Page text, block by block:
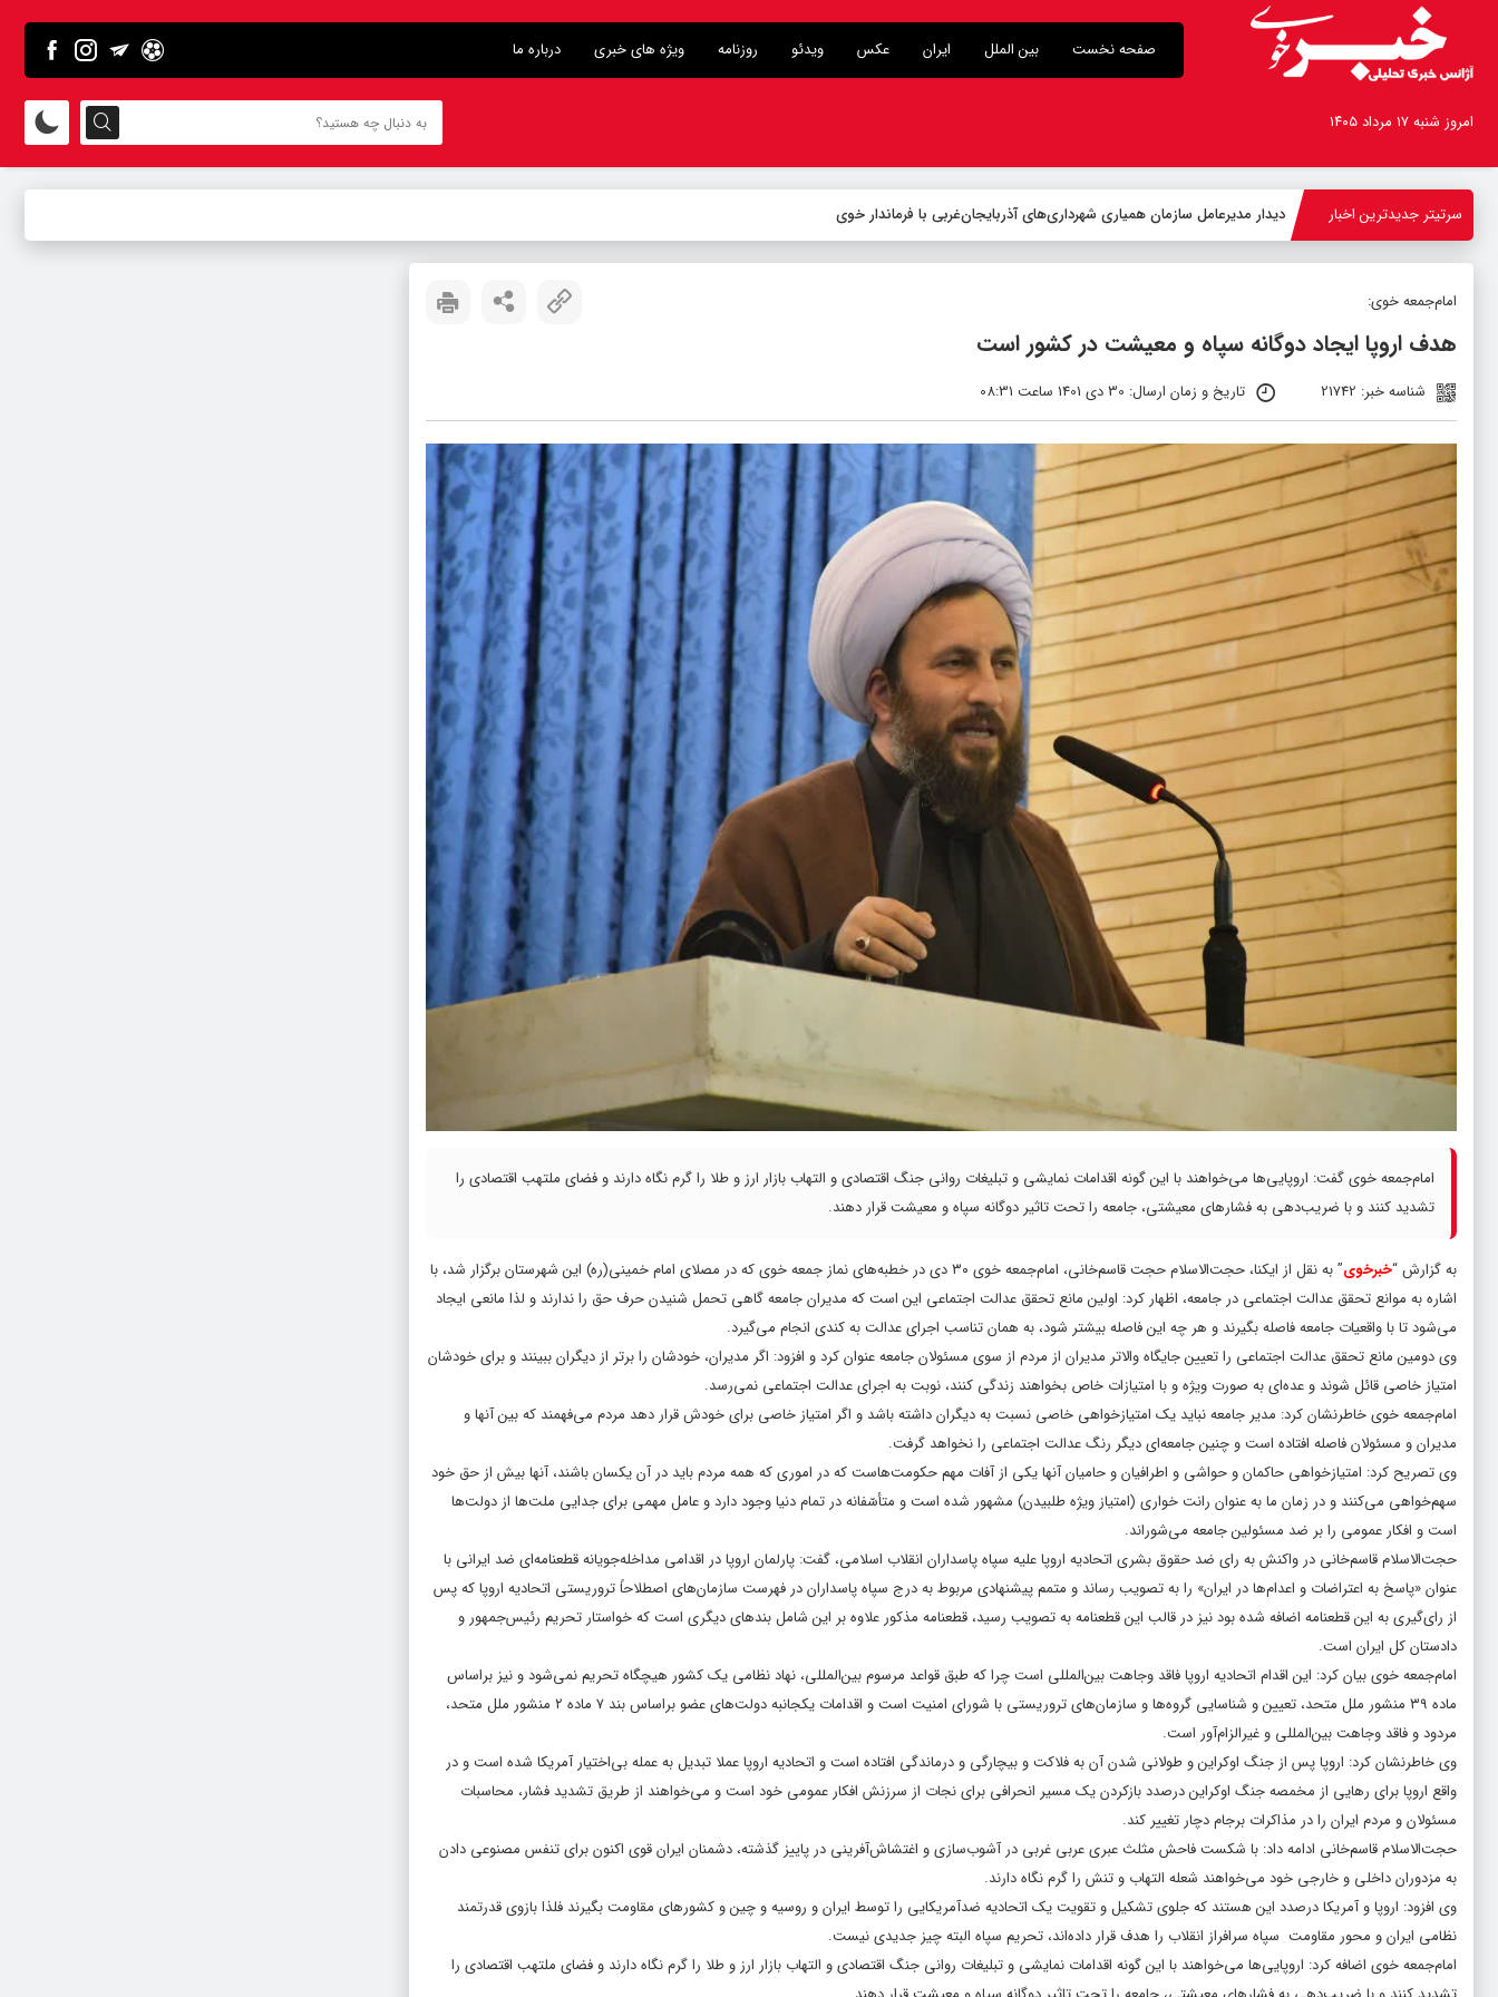
صفحه نخست بین الملل ایران عکس ویدئو روزنامه ویژه های خبری درباره ما
امروز شنبه ۱۷ مرداد ۱۴۰۵
سرتیتر جدیدترین اخبار -
امام‌جمعه خوی:
هدف اروپا ایجاد دوگانه سپاه و معیشت در کشور است
شناسه خبر: 21742 تاریخ و زمان ارسال: 30 دی 1401 ساعت 08:31
امام‌جمعه خوی گفت: اروپایی‌ها می‌خواهند با این گونه اقدامات نمایشی و تبلیغات روانی جنگ اقتصادی و التهاب بازار ارز و طلا را گرم نگاه دارند و فضای ملتهب اقتصادی را
تشدید کنند و با ضریب‌دهی به فشارهای معیشتی، جامعه را تحت تاثیر دوگانه سپاه و معیشت قرار دهند.
به گزارش “خبرخوی
” به نقل از ایکنا، حجت‌الاسلام حجت قاسم‌خانی، امام‌جمعه خوی ۳۰ دی در خطبه‌های نماز جمعه خوی که در مصلای امام خمینی(ره) این شهرستان برگزار شد، با
اشاره به موانع تحقق عدالت اجتماعی در جامعه، اظهار کرد: اولین مانع تحقق عدالت اجتماعی این است که مدیران جامعه گاهی تحمل شنیدن حرف حق را ندارند و لذا مانعی ایجاد
می‌شود تا با واقعیات جامعه فاصله بگیرند و هر چه این فاصله بیشتر شود، به همان تناسب اجرای عدالت به کندی انجام می‌گیرد.
وی دومین مانع تحقق عدالت اجتماعی را تعیین جایگاه والاتر مدیران از مردم از سوی مسئولان جامعه عنوان کرد و افزود: اگر مدیران، خودشان را برتر از دیگران ببینند و برای خودشان
امتیاز خاصی قائل شوند و عده‌ای به صورت ویژه و با امتیازات خاص بخواهند زندگی کنند، نوبت به اجرای عدالت اجتماعی نمی‌رسد.
امام‌جمعه خوی خاطرنشان کرد: مدیر جامعه نباید یک امتیازخواهی خاصی نسبت به دیگران داشته باشد و اگر امتیاز خاصی برای خودش قرار دهد مردم می‌فهمند که بین آنها و
مدیران و مسئولان فاصله افتاده است و چنین جامعه‌ای دیگر رنگ عدالت اجتماعی را نخواهد گرفت.
وی تصریح کرد: امتیاز‌خواهى حاکمان و حواشى و اطرافیان و حامیان آنها یکى از آفات مهم حکومت‌هاست که در امورى که همه مردم باید در آن یکسان باشند، آنها بیش از حق خود
سهم‌خواهى مى‌کنند و در زمان ما به عنوان رانت خوارى (امتیاز ویژه طلبیدن) مشهور شده است و متأسّفانه در تمام دنیا وجود دارد و عامل مهمى براى جدایى ملت‌ها از دولت‌ها
است و افکار عمومى را بر ضد مسئولین جامعه مى‌شوراند.
حجت‌الاسلام قاسم‌خانی در واکنش به رای ضد حقوق بشری اتحادیه اروپا علیه سپاه پاسداران انقلاب اسلامی، گفت: پارلمان اروپا در اقدامی مداخله‌جویانه قطعنامه‌‌ای ضد ایرانی با
عنوان «پاسخ به اعتراضات و اعدام‌ها در ایران» را به تصویب رساند و متمم پیشنهادی مربوط به درج سپاه پاسداران در فهرست سازمان‌های اصطلاحاً تروریستی اتحادیه اروپا که پس
از رای‌گیری به این قطعنامه اضافه شده بود نیز در قالب این قطعنامه به تصویب رسید، قطعنامه مذکور علاوه بر این شامل بندهای دیگری است که خواستار تحریم رئیس‌جمهور و
دادستان کل ایران است.
امام‌جمعه خوی بیان کرد: این اقدام اتحادیه اروپا فاقد وجاهت بین‌المللی است چرا که طبق قواعد مرسوم بین‌المللی، نهاد نظامی یک کشور هیچگاه تحریم نمی‌شود و نیز براساس
ماده ۳۹ منشور ملل متحد، تعیین و شناسایی گروه‌ها و سازمان‌های تروریستی با شورای امنیت است و اقدامات یکجانبه دولت‌های عضو براساس بند ۷ ماده ۲ منشور ملل متحد،
مردود و فاقد وجاهت بین‌المللی و غیرالزام‌آور است.
وی خاطرنشان کرد: اروپا پس از جنگ اوکراین و طولانی شدن آن به فلاکت و بیچارگی و درماندگی افتاده است و اتحادیه اروپا عملا تبدیل به عمله بی‌اختیار آمریکا شده است و در
واقع اروپا برای رهایی از مخمصه جنگ اوکراین درصدد بازکردن یک مسیر انحرافی برای نجات از سرزنش افکار عمومی خود است و می‌خواهند از طریق تشدید فشار، محاسبات
مسئولان و مردم ایران را در مذاکرات برجام دچار تغییر کند.
حجت‌الاسلام قاسم‌خانی ادامه داد: با شکست فاحش مثلث عبری عربی غربی در آشوب‌سازی و اغتشاش‌آفرینی در پاییز گذشته، دشمنان ایران قوی اکنون برای تنفس مصنوعی دادن
به مزدوران داخلی و خارجی خود می‌خواهند شعله التهاب و تنش را گرم نگاه دارند.
وی افزود: اروپا و آمریکا درصدد این هستند که جلوی تشکیل و تقویت یک اتحادیه ضدآمریکایی را توسط ایران و روسیه و چین و کشورهای مقاومت بگیرند فلذا بازوی قدرتمند
نظامی ایران و محور مقاومت سپاه سرافراز انقلاب را هدف قرار داده‌اند، تحریم سپاه البته چیز جدیدی نیست.
امام‌جمعه خوی اضافه کرد: اروپایی‌ها می‌خواهند با این گونه اقدامات نمایشی و تبلیغات روانی جنگ اقتصادی و التهاب بازار ارز و طلا را گرم نگاه دارند و فضای ملتهب اقتصادی را